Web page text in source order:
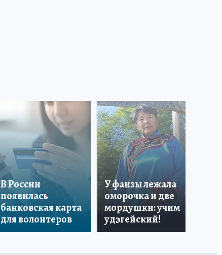
В России
появилась
банковская карта
для волонтеров
У фанзы лежала
оморочка и две
мордушки: учим
удэгейский!